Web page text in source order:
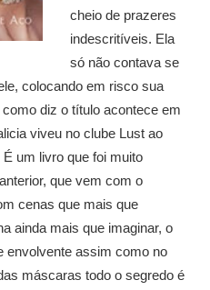
cheio de prazeres
indescritíveis. Ela
só não contava se
colocando em risco sua
diz o título acontece em
viveu no clube Lust ao
um livro que foi muito
que vem com o
cenas que mais que
ainda mais que imaginar, o
envolvente assim como no
máscaras todo o segredo é